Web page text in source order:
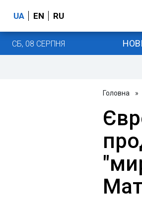
UA EN RU
СБ, 08 СЕРПНЯ
Головна »